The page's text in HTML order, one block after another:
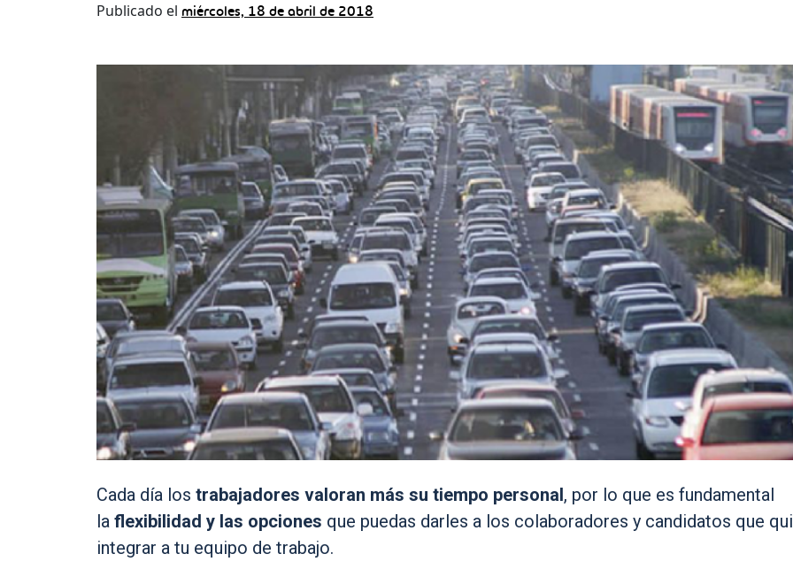
Publicado el miércoles, 18 de abril de 2018
Cada día los trabajadores valoran más su tiempo personal, por lo que es fundamental
la flexibilidad y las opciones que puedas darles a los colaboradores y candidatos que
integrar a tu equipo de trabajo.